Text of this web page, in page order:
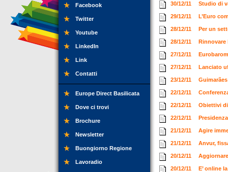
Facebook
Twitter
Youtube
LinkedIn
Link
Contatti
Europe Direct Basilicata
Dove ci trovi
Brochure
Newsletter
Buongiorno Regione
Lavoradio
30/12/11 Studio di
29/12/11 L’Euro
28/12/11 Per un
28/12/11 Rinnovare
27/12/11
27/12/11 Lanciato
23/12/11
22/12/11
22/12/11 Obiettivi
22/12/11
21/12/11 Agire
21/12/11 Anvur,
20/12/11
20/12/11 E’ online